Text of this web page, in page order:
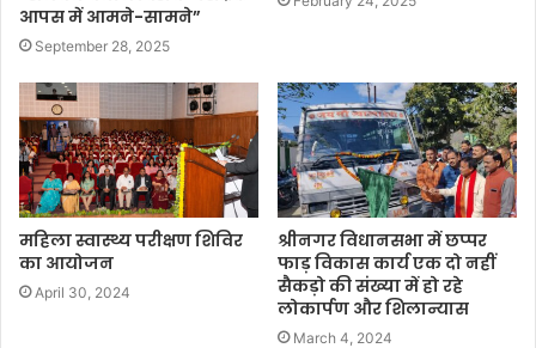
आपस में आमने-सामने”
September 28, 2025
महिला स्वास्थ्य परीक्षण शिविर
का आयोजन
April 30, 2024
श्रीनगर विधानसभा में छप्पर
फाड़ विकास कार्य एक दो नहीं
सैकड़ो की संख्या में हो रहे
लोकार्पण और शिलान्यास
March 4, 2024